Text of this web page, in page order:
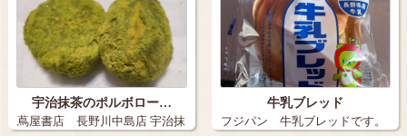
宇治抹茶のポルボロー…
蔦屋書店 長野川中島店 宇治抹
牛乳ブレッド
フジパン 牛乳ブレッドです。